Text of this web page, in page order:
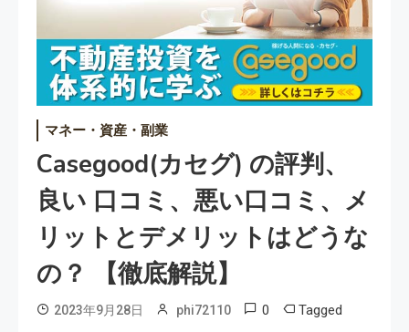
マネー・資産・副業
Casegood(カセグ) の評判、
良い 口コミ、悪い口コミ、メ
リットとデメリットはどうな
の？ 【徹底解説】
2023年9月28日 phi72110 0 Tagged